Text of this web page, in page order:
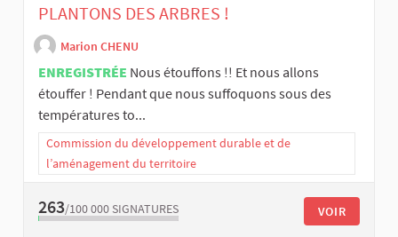
PLANTONS DES ARBRES !
Marion CHENU
ENREGISTRÉE Nous étouffons !! Et nous allons
étouffer ! Pendant que nous suffoquons sous des
températures to...
Commission du développement durable et de
l’aménagement du territoire
263/100 000 SIGNATURES VOIR